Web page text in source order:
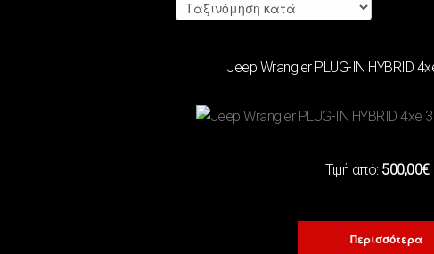
Jeep Wrangler PLUG-IN HYBRID
Τιμή από: 500,00€
Περισσότερα